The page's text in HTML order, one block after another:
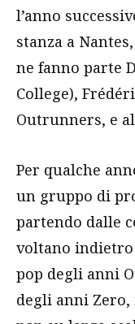
l’anno
stanza a
ne fanno parte
College),
Outrunners, e
Per qualche
un gruppo di
partendo dalle
voltano
pop degli anni
degli anni